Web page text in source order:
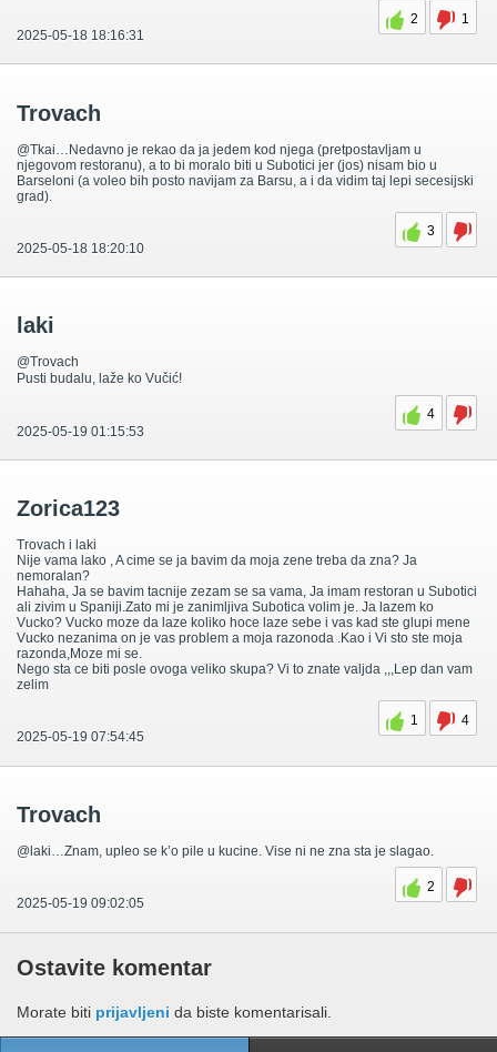
2
1
2025-05-18 18:16:31
Trovach
@Tkai…Nedavno je rekao da ja jedem kod njega (pretpostavljam u
njegovom restoranu), a to bi moralo biti u Subotici jer (jos) nisam bio u
Barseloni (a voleo bih posto navijam za Barsu, a i da vidim taj lepi secesijski
grad).
3
2025-05-18 18:20:10
laki
@Trovach
Pusti budalu, laže ko Vučić!
4
2025-05-19 01:15:53
Zorica123
Trovach i laki
Nije vama lako , A cime se ja bavim da moja zene treba da zna? Ja
nemoralan?
Hahaha, Ja se bavim tacnije zezam se sa vama, Ja imam restoran u Subotici
ali zivim u Spaniji.Zato mi je zanimljiva Subotica volim je. Ja lazem ko
Vucko? Vucko moze da laze koliko hoce laze sebe i vas kad ste glupi mene
Vucko nezanima on je vas problem a moja razonoda .Kao i Vi sto ste moja
razonda,Moze mi se.
Nego sta ce biti posle ovoga veliko skupa? Vi to znate valjda ,,,Lep dan vam
zelim
1
4
2025-05-19 07:54:45
Trovach
@laki…Znam, upleo se k’o pile u kucine. Vise ni ne zna sta je slagao.
2
2025-05-19 09:02:05
Ostavite komentar
Morate biti prijavljeni da biste komentarisali.